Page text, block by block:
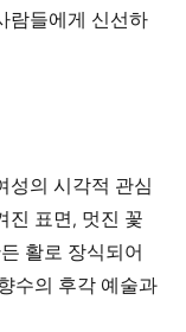
람들에게 신선하
성의 시각적 관심
진 표면, 멋진 꽃
활로 장식되어
수의 후각 예술과